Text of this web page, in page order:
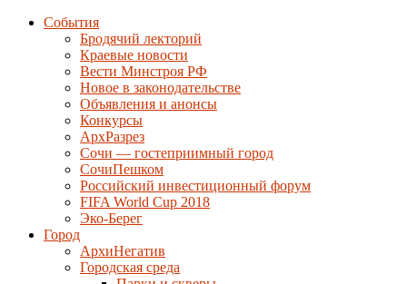
События
Бродячий лекторий
Краевые новости
Вести Минстроя РФ
Новое в законодательстве
Объявления и анонсы
Конкурсы
АрхРазрез
Сочи — гостеприимный город
СочиПешком
Российский инвестиционный форум
FIFA World Cup 2018
Эко-Берег
Город
АрхиНегатив
Городская среда